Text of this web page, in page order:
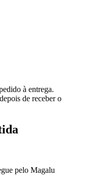
à entrega.
de receber o
pelo Magalu